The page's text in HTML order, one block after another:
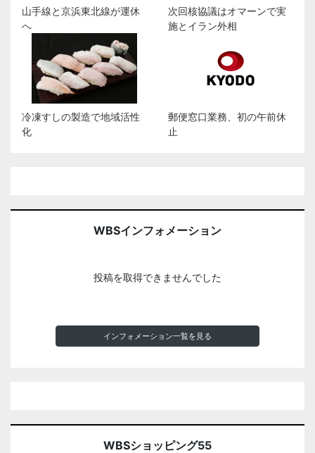
山手線と京浜東北線が運休
へ
次回核協議はオマーンで実
施とイラン外相
冷凍すしの製造で地域活性
化
郵便窓口業務、初の午前休
止
WBSインフォメーション
投稿を取得できませんでした
インフォメーション一覧を見る
WBSショッピング55